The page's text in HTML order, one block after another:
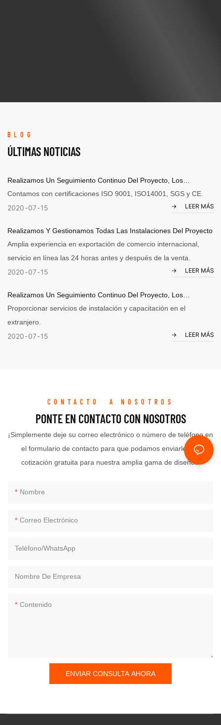
BLOG
ÚLTIMAS NOTICIAS
Realizamos Un Seguimiento Continuo Del Proyecto, Los
Productos Y Toda La Planificación Acordada Con El Cliente
Contamos con certificaciones ISO 9001, ISO14001, SGS y CE.
2020 07 15 LEER MÁS
Realizamos Y Gestionamos Todas Las Instalaciones Del Proyecto
Amplia experiencia en exportación de comercio internacional,
servicio en línea las 24 horas antes y después de la venta.
2020 07 15 LEER MÁS
Realizamos Un Seguimiento Continuo Del Proyecto, Los
Productos Y Toda La Planificación Acordada Con El Cliente
Proporcionar servicios de instalación y capacitación en el
extranjero.
2020 07 15 LEER MÁS
CONTACTO A NOSOTROS
PONTE EN CONTACTO CON NOSOTROS
¡Simplemente deje su correo electrónico o número de teléfono en
el formulario de contacto para que podamos enviarle una
cotización gratuita para nuestra amplia gama de diseños!
Nombre
Correo Electrónico
Teléfono/WhatsApp
Nombre De Empresa
Contenido
ENVIAR CONSULTA AHORA